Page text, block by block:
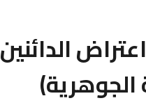
الدائنين
الجوهرية)